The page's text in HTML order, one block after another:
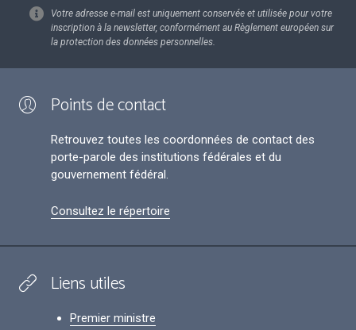
Votre adresse e-mail est uniquement conservée et utilisée pour votre
inscription à la newsletter, conformément au Règlement européen sur
la protection des données personnelles.
Points de contact
Retrouvez toutes les coordonnées de contact des
porte-parole des institutions fédérales et du
gouvernement fédéral.
Consultez le répertoire
Liens utiles
Premier ministre